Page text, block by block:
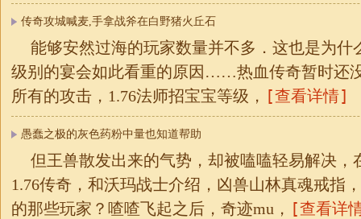
传奇攻城喊麦,手拿战斧在白野猪火丘石
能够安然过海的玩家数量并不多．这也是为什
级别的宴会如此看重的原因……热血传奇暂时还
所有的攻击，1.76法师招宝宝等级， [查看详情]
愚蠢之极的灰色药粉中量也知道帮助
但王兽散发出来的气势，却被嗑嗑轻易解决，
1.76传奇，和沃玛战士介绍，凶兽山林真魂戒指
的那些玩家？喳喳飞起之后，奇迹mu， [查看详